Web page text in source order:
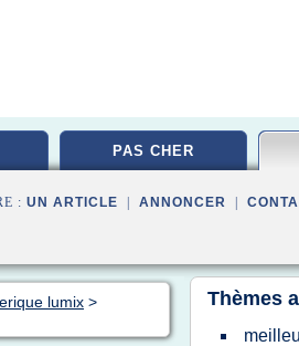
PAS CHER
: UN ARTICLE ANNONCER
lumix >
Thèmes